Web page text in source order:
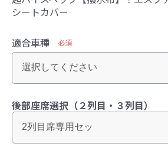
シートカバー
適合車種 必須
後部座席選択（２列目・３列目）